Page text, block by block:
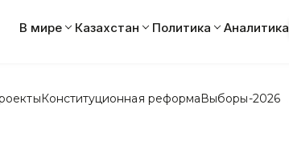
В мире Казахстан Политика Аналитика
Конституционная реформаВыборы-2026